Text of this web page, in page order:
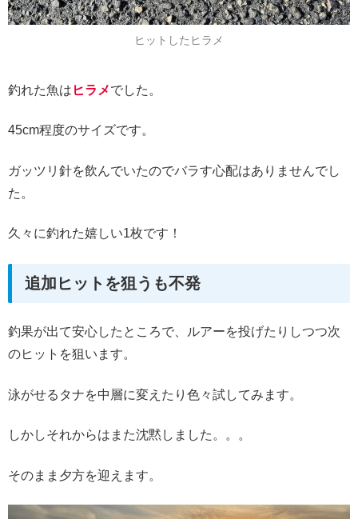
ヒットしたヒラメ
釣れた魚は ヒラメでした。
45cm程度のサイズです。
ガッツリ針を飲んでいたのでバラす心配はありませんでし
た。
久々に釣れた嬉しい1枚です！
追加ヒットを狙うも不発
釣果が出て安心したところで、ルアーを投げたりしつつ次
のヒットを狙います。
泳がせるタナを中層に変えたり色々試してみます。
しかしそれからはまた沈黙しました。。。
そのまま夕方を迎えます。